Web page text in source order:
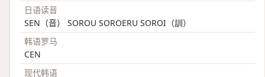
日语读音
SEN（音） SOROU SOROERU SOROI（訓）
韩语罗马
CEN
现代韩语